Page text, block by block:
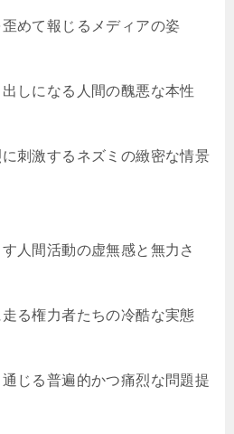
めて報じるメディアの姿
しになる人間の醜悪な本性
刺激するネズミの緻密な情景
人間活動の虚無感と無力さ
る権力者たちの冷酷な実態
じる普遍的かつ痛烈な問題提